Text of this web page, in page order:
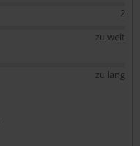
2
zu weit
zu lang